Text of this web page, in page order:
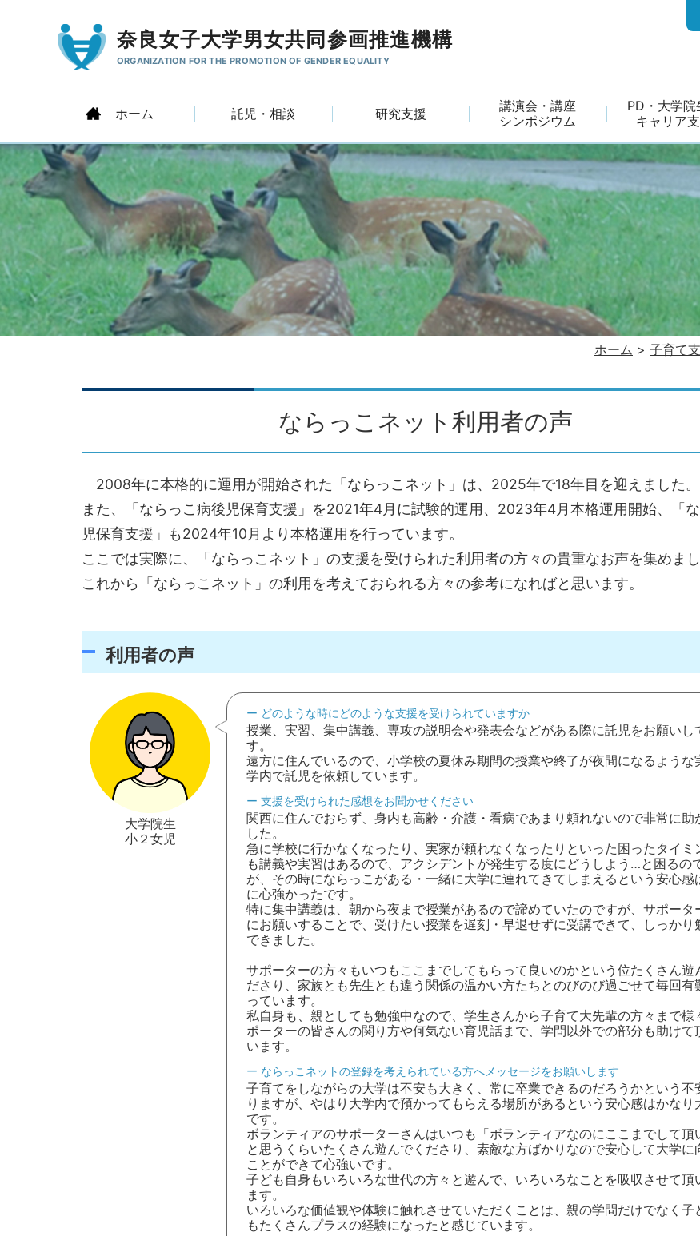
奈良女子大学男女共同参画推進機構
ORGANIZATION FOR THE PROMOTIONOF GENDER EQUALITY
ホーム 託児・相談 研究支援
講演会・講座
シンポジウム
PD・大学院
キャリア
ホーム > 子育て
ならっこネット利用者の声
2008年に本格的に運用が開始された「ならっこネット」は、2025年で18年目を迎えました。
また、「ならっこ病後児保育支援」を2021年4月に試験的運用、2023年4月本格運用開始、「
児保育支援」も2024年10月より本格運用を行っています。
ここでは実際に、「ならっこネット」の支援を受けられた利用者の方々の貴重なお声を集めまし
これから「ならっこネット」の利用を考えておられる方々の参考になればと思います。
利用者の声
大学院生
小２女児
どのような時にどのような支援を受けられていますか
授業、実習、集中講義、専攻の説明会や発表会などがある際に託児をお願いし
す。
遠方に住んでいるので、小学校の夏休み期間の授業や終了が夜間になるような
学内で託児を依頼しています。
支援を受けられた感想をお聞かせください
関西に住んでおらず、身内も高齢・介護・看病であまり頼れないので非常に助
した。
急に学校に行かなくなったり、実家が頼れなくなったりといった困ったタイミ
も講義や実習はあるので、アクシデントが発生する度にどうしよう…と困るの
が、その時にならっこがある・一緒に大学に連れてきてしまえるという安心感
に心強かったです。
特に集中講義は、朝から夜まで授業があるので諦めていたのですが、サポータ
にお願いすることで、受けたい授業を遅刻・早退せずに受講できて、しっかり
できました。
サポーターの方々もいつもここまでしてもらって良いのかという位たくさん遊
ださり、家族とも先生とも違う関係の温かい方たちとのびのび過ごせて毎回有
っています。
私自身も、親としても勉強中なので、学生さんから子育て大先輩の方々まで様
ポーターの皆さんの関り方や何気ない育児話まで、学問以外での部分も助けて
います。
ならっこネットの登録を考えられている方へメッセージをお願いします
子育てをしながらの大学は不安も大きく、常に卒業できるのだろうかという不
りますが、やはり大学内で預かってもらえる場所があるという安心感はかなり
です。
ボランティアのサポーターさんはいつも「ボランティアなのにここまでして頂
と思うくらいたくさん遊んでくださり、素敵な方ばかりなので安心して大学に
ことができて心強いです。
子ども自身もいろいろな世代の方々と遊んで、いろいろなことを吸収させて頂
ます。
いろいろな価値観や体験に触れさせていただくことは、親の学問だけでなく子
もたくさんプラスの経験になったと感じています。